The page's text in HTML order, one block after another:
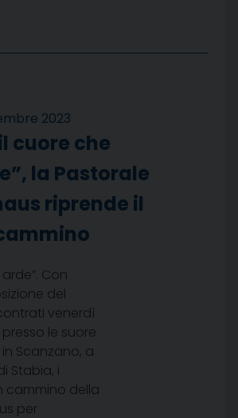
2023
cuore che
la Pastorale
riprende il
Con
del
venerdì
le suore
Scanzano, a
Stabia, i
cammino della
per